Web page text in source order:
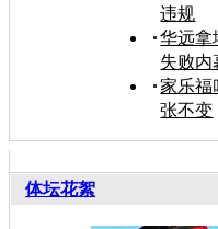
违规
华远拿
失败内
家乐福
张不变
体坛花絮